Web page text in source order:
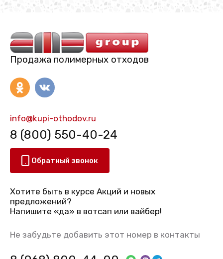
Продажа полимерных отходов
info@kupi-othodov.ru
8 (800) 550-40-24
Обратный звонок
Хотите быть в курсе Акций и новых
предложений?
Напишите «да» в вотсап или вайбер!
Не забудьте добавить этот номер в контакты